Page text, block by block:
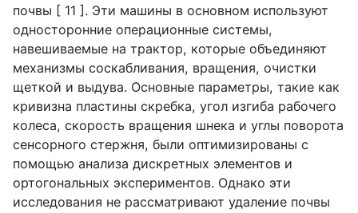
почвы [ 11 ]. Эти машины в основном используют
односторонние операционные системы,
навешиваемые на трактор, которые объединяют
механизмы соскабливания, вращения, очистки
щеткой и выдува. Основные параметры, такие как
кривизна пластины скребка, угол изгиба рабочего
колеса, скорость вращения шнека и углы поворота
сенсорного стержня, были оптимизированы с
помощью анализа дискретных элементов и
ортогональных экспериментов. Однако эти
исследования не рассматривают удаление почвы